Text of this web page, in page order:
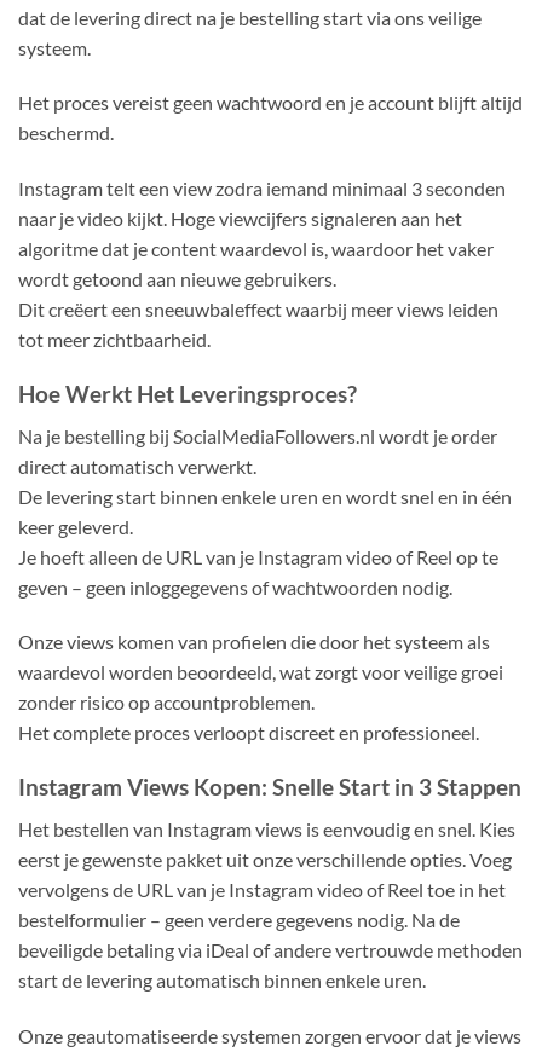
dat de levering direct na je bestelling start via ons veilige
systeem.
Het proces vereist geen wachtwoord en je account blijft altijd
beschermd.
Instagram telt een view zodra iemand minimaal 3 seconden
naar je video kijkt. Hoge viewcijfers signaleren aan het
algoritme dat je content waardevol is, waardoor het vaker
wordt getoond aan nieuwe gebruikers.
Dit creëert een sneeuwbaleffect waarbij meer views leiden
tot meer zichtbaarheid.
Hoe Werkt Het Leveringsproces?
Na je bestelling bij SocialMediaFollowers.nl wordt je order
direct automatisch verwerkt.
De levering start binnen enkele uren en wordt snel en in één
keer geleverd.
Je hoeft alleen de URL van je Instagram video of Reel op te
geven – geen inloggegevens of wachtwoorden nodig.
Onze views komen van profielen die door het systeem als
waardevol worden beoordeeld, wat zorgt voor veilige groei
zonder risico op accountproblemen.
Het complete proces verloopt discreet en professioneel.
Instagram Views Kopen: Snelle Start in 3 Stappen
Het bestellen van Instagram views is eenvoudig en snel. Kies
eerst je gewenste pakket uit onze verschillende opties. Voeg
vervolgens de URL van je Instagram video of Reel toe in het
bestelformulier – geen verdere gegevens nodig. Na de
beveiligde betaling via iDeal of andere vertrouwde methoden
start de levering automatisch binnen enkele uren.
Onze geautomatiseerde systemen zorgen ervoor dat je views